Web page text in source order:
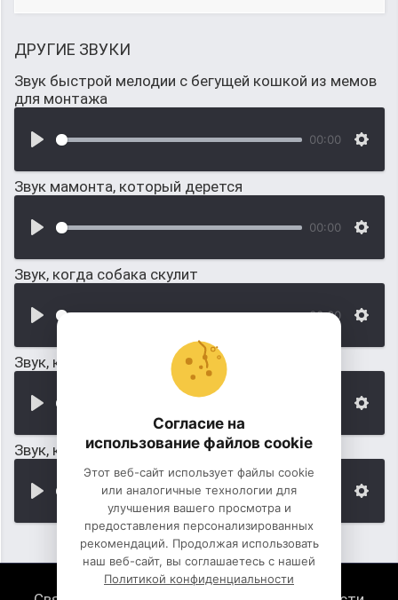
ДРУГИЕ ЗВУКИ
Звук быстрой мелодии с бегущей кошкой из мемов
для монтажа
00:00
Звук мамонта, который дерется
00:00
Звук, когда собака скулит
00:00
Звук, как лает собака колли
Звук, как долго воет собака
Согласие на
использование файлов cookie
Этот веб-сайт использует файлы cookie
или аналогичные технологии для
улучшения вашего просмотра и
предоставления персонализированных
рекомендаций. Продолжая использовать
наш веб-сайт, вы соглашаетесь с нашей
Политикой конфиденциальности